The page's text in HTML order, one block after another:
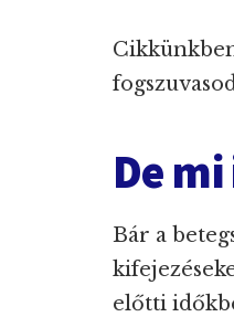
De
Bár a
előtti